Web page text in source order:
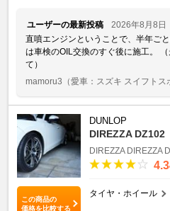
ユーザーの最新投稿
2026年8月8日
直噴エンジンということで、半年ご
は車検のOIL交換のすぐ後に施工。
て）
mamoru3 （愛車：スズキ スイフトス
この商品の
価格を比較する
DUNLOP
DIREZZA DZ102
DIREZZA DIREZZA
タイヤ・ホイール